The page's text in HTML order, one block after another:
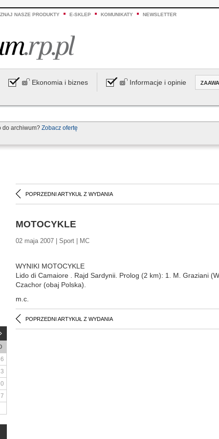
NASZE PRODUKTY E-SKLEP KOMUNIKATY NEWSLETTER
Ekonomia i biznes Informacje i opinie
do archiwum? Zobacz ofertę
POPRZEDNI ARTYKUŁ Z WYDANIA
MOTOCYKLE
02 maja 2007 | Sport | MC
WYNIKI MOTOCYKLE
Lido di Camaiore . Rajd Sardynii. Prolog (2 km): 1. M. Graziani
Czachor (obaj Polska).
m.c.
POPRZEDNI ARTYKUŁ Z WYDANIA
6